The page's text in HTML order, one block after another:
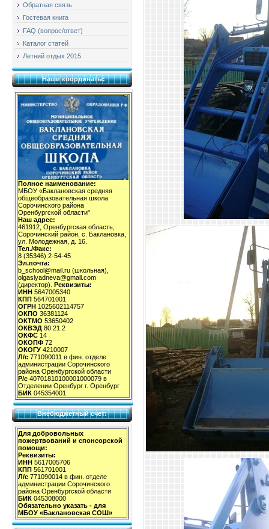
Обратная связь
Гостевая книга
FAQ (вопрос/ответ)
Каталог статей
Летний отдых 2015
Наши координаты:
Полное наименование:
МБОУ «Баклановская средняя
общеобразовательная школа
Сорочинского района
Оренбургской области"
Наш адрес:
461912, Оренбургская область,
Сорочинский район, с. Баклановка,
ул. Молодежная, д. 16.
Тел./Факс:
8 (35346) 2-54-45
Эл.почта:
b_school@mail.ru (школьная),
olgaslyadneva@gmail.com
(директор). Реквизиты:
ИНН 5647005340
КПП 564701001
ОГРН 1025602114757
ОКПО 36381124
ОКТМО 53650402
ОКВЭД 80.21.2
ОКФС 14
ОКОПФ 72
ОКОГУ 4210007
Л/с 771090011 в фин. отделе
администрации Сорочинского
района Оренбургской области
Р/с 40701810100001000079 в
Отделении Оренбург г. Оренбург
БИК 045354001
Внебюджетный счет:
Для добровольных
пожертвований и спонсорской
помощи:
Реквизиты:
ИНН 5617005706
КПП 561701001
Л/с 771090014 в фин. отделе
администрации Сорочинского
района Оренбургской области
БИК 045308000
Обязательно указать - для
МБОУ «Баклановская СОШ»